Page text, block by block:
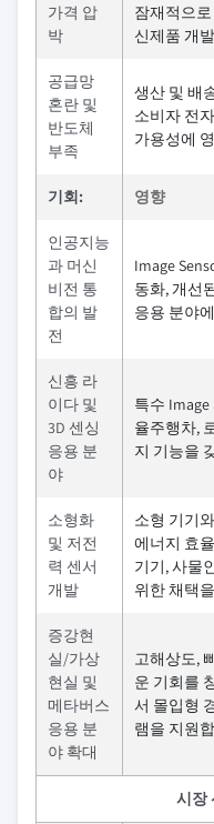
가격 압
박
잠재적으
신제품 개
공급망
혼란 및
반도체
부족
생산 및 배
소비자 전
가용성에
기회: 영향
인공지능
과 머신
비전 통
합의 발
전
Image
동화, 개선
응용 분야
신흥 라
이다 및
3D 센싱
응용 분
야
특수
율주행차,
지 기능을
소형화
및 저전
력 센서
개발
소형 기기
에너지 효
기기, 사물
위한 채택
증강현
실/가상
현실 및
메타버스
응용 분
야 확대
고해상도,
운 기회를
서 몰입형
램을 지원
시장